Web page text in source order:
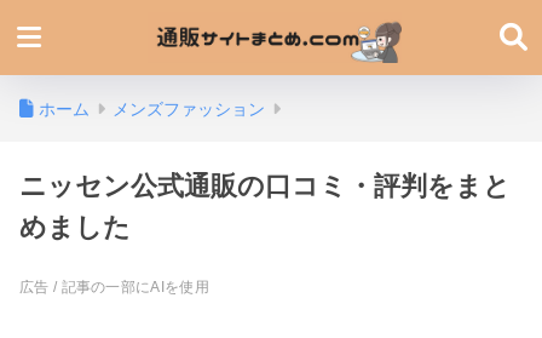
ホーム メンズファッション
ニッセン公式通販の口コミ・評判をまと
めました